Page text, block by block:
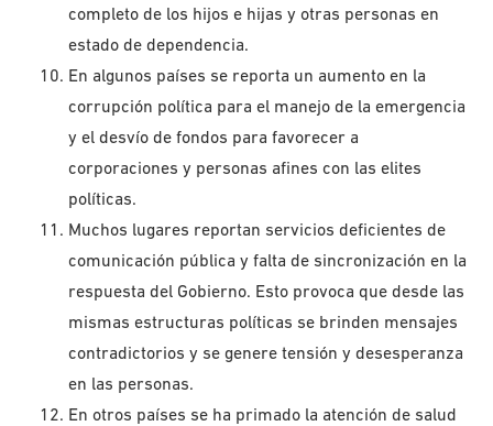
completo de los hijos e hijas y otras personas en
estado de dependencia.
En algunos países se reporta un aumento en la
corrupción política para el manejo de la emergencia
y el desvío de fondos para favorecer a
corporaciones y personas afines con las elites
políticas.
Muchos lugares reportan servicios deficientes de
comunicación pública y falta de sincronización en la
respuesta del Gobierno. Esto provoca que desde las
mismas estructuras políticas se brinden mensajes
contradictorios y se genere tensión y desesperanza
en las personas.
En otros países se ha primado la atención de salud